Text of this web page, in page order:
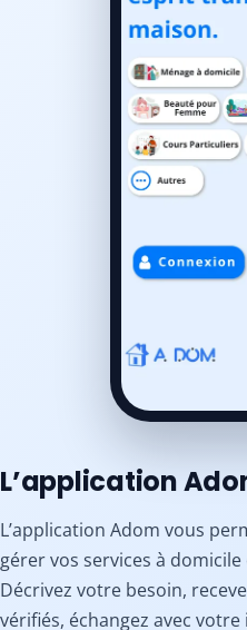
L’application
L’application Adom vous
gérer vos services à
Décrivez votre besoin,
vérifiés, échangez avec